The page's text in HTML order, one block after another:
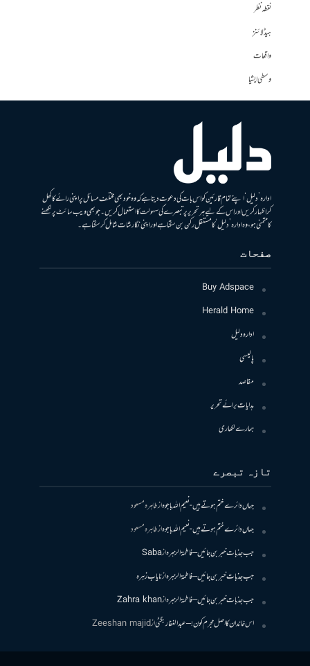
نقطہ نظر
ہیڈلائنز
واقعات
وسطی ایشیا
ادارہ ’دلیل‘ اپنے تمام قارئین کو اس بات کی دعوت دیتا ہے کہ وہ خود بھی مختلف مسائل پر اپنی رائے کا کھل
کر اظہار کریں اور اس کے لیے ہر تحریر پر تبصرے کی سہولت کا استعمال کریں۔ جو بھی ویب سائٹ پر لکھنے
کا متمنی ہو، وہ ادارہ ’دلیل‘ کا مستقل رکن بن سکتا ہے اور اپنی نگارشات شامل کرسکتا ہے۔
صفحات
Buy Adspace
Herald Home
ادارہ دلیل
پالیسی
مقاصد
ہدایات برائے تحریر
ہمارے لکھاری
تازہ تبصرے
جہاں دائرے ختم ہوتے ہیں- نعیم اللہ باجوہازطاہرہ مسعود
جہاں دائرے ختم ہوتے ہیں- نعیم اللہ باجوہازطاہرہ مسعود
جب جذبات خبر بن جائیں – فاطمۃالزہرہازSaba
جب جذبات خبر بن جائیں – فاطمۃالزہرہازنایاب زہرہ
جب جذبات خبر بن جائیں – فاطمۃالزہرہازZahra khan
اس خاندان کا اصل مجرم کون! – عبدالغفار بگٹیازZeeshan majid